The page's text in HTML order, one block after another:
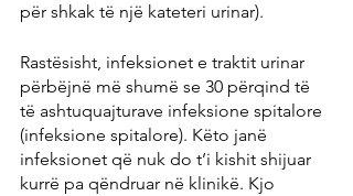
për shkak të një kateteri urinar).
Rastësisht, infeksionet e traktit urinar
përbëjnë më shumë se 30 përqind të
të ashtuquajturave infeksione spitalore
(infeksione spitalore). Këto janë
infeksionet që nuk do t’i kishit shijuar
kurrë pa qëndruar në klinikë. Kjo